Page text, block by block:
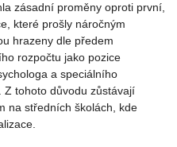
zásadní proměny oproti první,
které prošly náročným
hrazeny dle předem
rozpočtu jako pozice
a speciálního
Z tohoto důvodu zůstávají
na středních školách, kde